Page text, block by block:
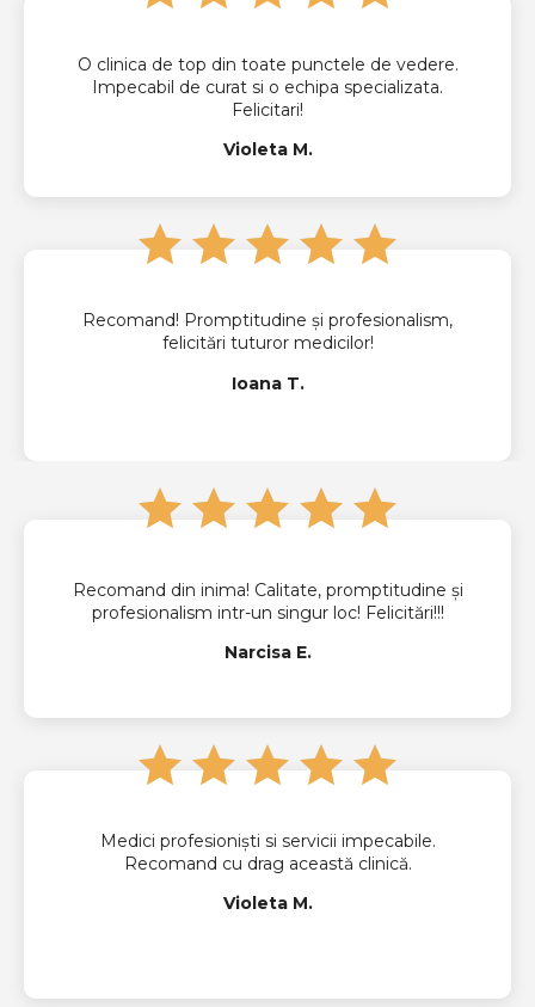
O clinica de top din toate punctele de vedere.
Impecabil de curat si o echipa specializata.
Felicitari!
Violeta M.
Recomand! Promptitudine și profesionalism,
felicitări tuturor medicilor!
Ioana T.
Recomand din inima! Calitate, promptitudine și
profesionalism intr-un singur loc! Felicitări!!!
Narcisa E.
Medici profesioniști si servicii impecabile.
Recomand cu drag această clinică.
Violeta M.